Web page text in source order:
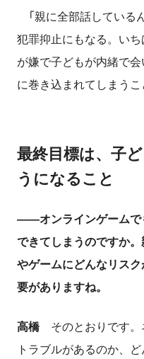
「親に全部話している
犯罪抑止にもなる。い
が嫌で子どもが内緒で
に巻き込まれてしまうこ
最終目標は、子
うになること
――オンラインゲームで
できてしまうのですか
やゲームにどんなリス
要がありますね。
高橋そのとおりです。
トラブルがあるのか、